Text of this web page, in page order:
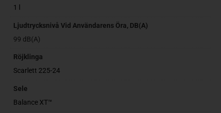
1 l
Ljudtrycksnivå Vid Användarens Öra, DB(A)
99 dB(A)
Röjklinga
Scarlett 225-24
Sele
Balance XT™